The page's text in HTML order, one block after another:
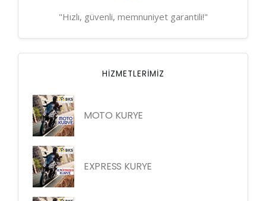
"Hızlı, güvenli, memnuniyet garantili!"
HIZMETLERIMIZ
MOTO KURYE
EXPRESS KURYE